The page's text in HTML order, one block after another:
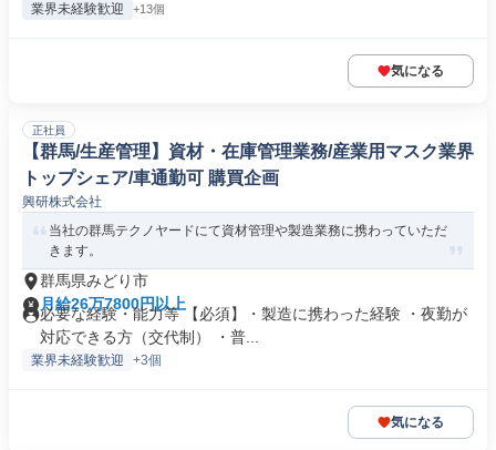
業界未経験歓迎 +13個
気になる
正社員
【群馬/生産管理】資材・在庫管理業務/産業用マスク業界
トップシェア/車通勤可 購買企画
興研株式会社
当社の群馬テクノヤードにて資材管理や製造業務に携わっていただ
きます。
群馬県みどり市
月給26万7800円以上
必要な経験・能力等 【必須】・製造に携わった経験 ・夜勤が
対応できる方（交代制） ・普...
業界未経験歓迎 +3個
気になる